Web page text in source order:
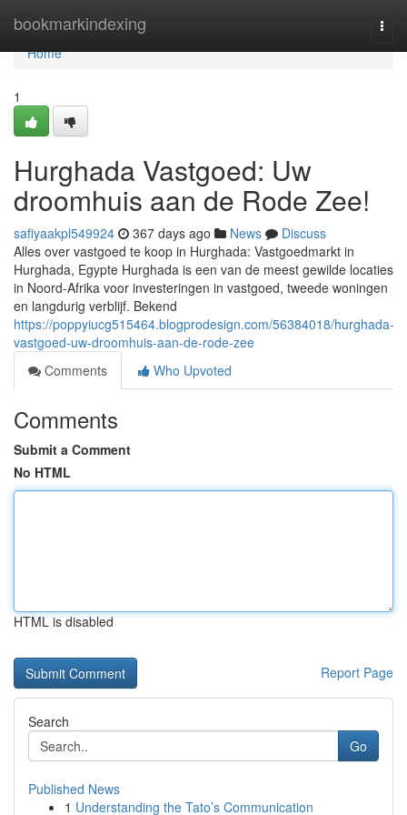
bookmarkindexing
Home
Home
1
Hurghada Vastgoed: Uw
droomhuis aan de Rode Zee!
safiyaakpl549924 367 days ago News
Discuss
Alles over vastgoed te koop in Hurghada: Vastgoedmarkt in
Hurghada, Egypte Hurghada is een van de meest gewilde locaties
in Noord-Afrika voor investeringen in vastgoed, tweede woningen
en langdurig verblijf. Bekend
https://poppyiucg515464.blogprodesign.com/56384018/hurghada-
vastgoed-uw-droomhuis-aan-de-rode-zee
Comments
Who Upvoted
Comments
Submit a Comment
No HTML
HTML is disabled
Report Page
Search
Go
Published News
1 Understanding the Tato’s Communication